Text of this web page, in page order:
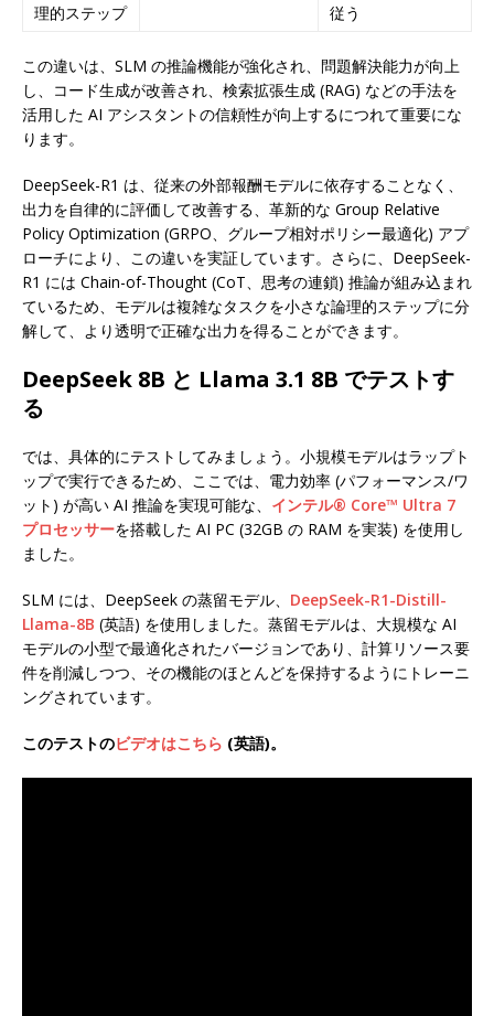
理的ステップ
従う
この違いは、SLM の推論機能が強化され、問題解決能力が向上
し、コード生成が改善され、検索拡張生成 (RAG) などの手法を
活用した AI アシスタントの信頼性が向上するにつれて重要にな
ります。
DeepSeek-R1 は、従来の外部報酬モデルに依存することなく、
出力を自律的に評価して改善する、革新的な Group Relative
Policy Optimization (GRPO、グループ相対ポリシー最適化) アプ
ローチにより、この違いを実証しています。さらに、DeepSeek-
R1 には Chain-of-Thought (CoT、思考の連鎖) 推論が組み込まれ
ているため、モデルは複雑なタスクを小さな論理的ステップに分
解して、より透明で正確な出力を得ることができます。
DeepSeek 8B と Llama 3.1 8B でテストす
る
では、具体的にテストしてみましょう。小規模モデルはラップト
ップで実行できるため、ここでは、電力効率 (パフォーマンス/ワ
ット) が高い AI 推論を実現可能な、 インテル® Core™ Ultra 7
プロセッサーを搭載した AI PC (32GB の RAM を実装) を使用し
ました。
SLM には、DeepSeek の蒸留モデル、 DeepSeek-R1-Distill-
Llama-8B (英語) を使用しました。蒸留モデルは、大規模な AI
モデルの小型で最適化されたバージョンであり、計算リソース要
件を削減しつつ、その機能のほとんどを保持するようにトレーニ
ングされています。
このテストのビデオはこちら (英語)。